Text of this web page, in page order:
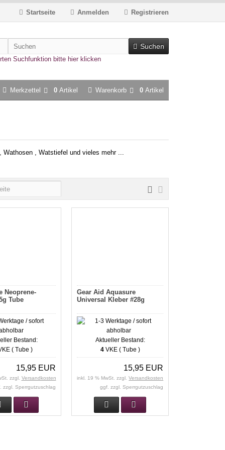
Registrieren
Anmelden
Startseite
Suchen
Suchfunktion bitte hier klicken
Warenkorb 0 Artikel
Merkzettel 0 Artikel
Wathosen , Watstiefel und vieles mehr ...
Neoprene-
Tube
Bestand:
( Tube )
15,95 EUR
zzgl. Versandkosten
zzgl. Sperrgutzuschlag
Gear Aid Aquasure
Universal Kleber #28g
Aktueller Bestand:
4VKE ( Tube )
15,95 EUR
inkl. 19 % MwSt. zzgl.Versandkosten
ggf. zzgl. Sperrgutzuschlag